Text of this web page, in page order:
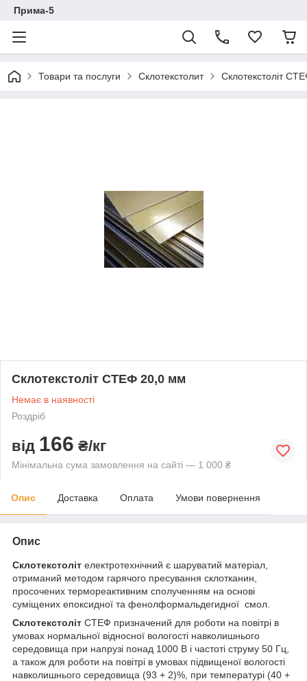
Прима-5
Товари та послуги Склотекстолит Склотекстоліт
Склотекстоліт СТЕФ 20,0 мм
Немає в наявності
Роздріб
від 166 ₴/кг
Мінімальна сума замовлення на сайті — 1 000 ₴
Опис Доставка Оплата Умови повернення
Опис
Склотекстоліт електротехнічний є шаруватий матеріал,
отриманий методом гарячого пресування склотканин,
просочених термореактивним сполученням на основі
суміщених епоксидної та фенолформальдегидної смол.
Cклотекстоліт СТЕФ призначений для роботи на повітрі в
умовах нормальної відносної вологості навколишнього
середовища при напрузі понад 1000 В і частоті струму 50 Гц,
а також для роботи на повітрі в умовах підвищеної вологості
навколишнього середовища (93 + 2)%, при температурі (40 +